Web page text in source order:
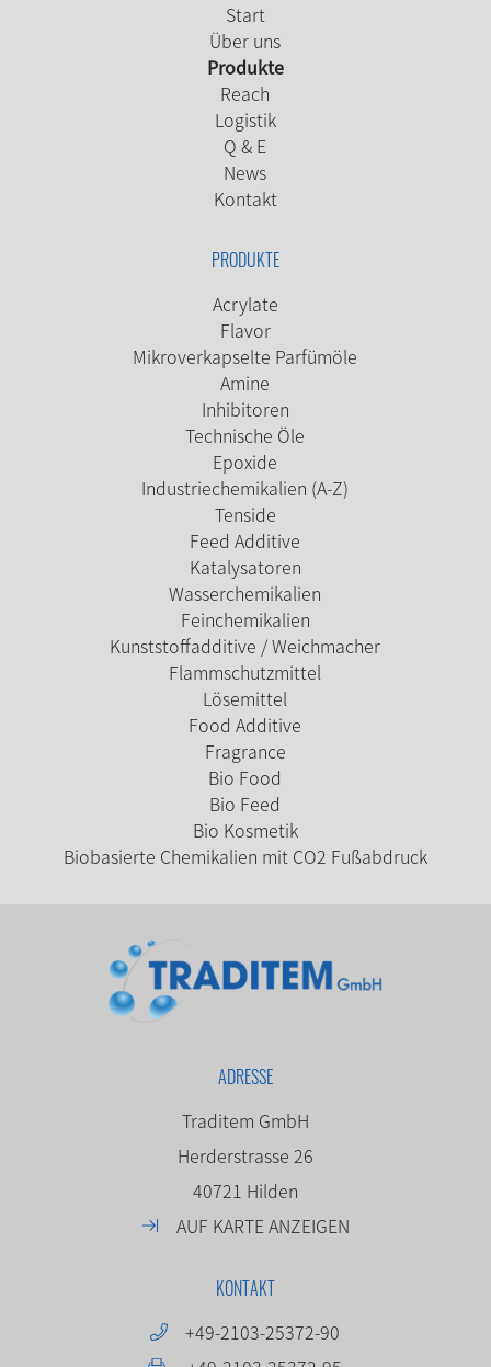
Start
Über uns
Produkte
Reach
Logistik
Q & E
News
Kontakt
PRODUKTE
Acrylate
Flavor
Mikroverkapselte Parfümöle
Amine
Inhibitoren
Technische Öle
Epoxide
Industriechemikalien (A-Z)
Tenside
Feed Additive
Katalysatoren
Wasserchemikalien
Feinchemikalien
Kunststoffadditive / Weichmacher
Flammschutzmittel
Lösemittel
Food Additive
Fragrance
Bio Food
Bio Feed
Bio Kosmetik
Biobasierte Chemikalien mit CO2 Fußabdruck
ADRESSE
Traditem GmbH
Herderstrasse 26
40721 Hilden
AUF KARTE ANZEIGEN
KONTAKT
+49-2103-25372-90